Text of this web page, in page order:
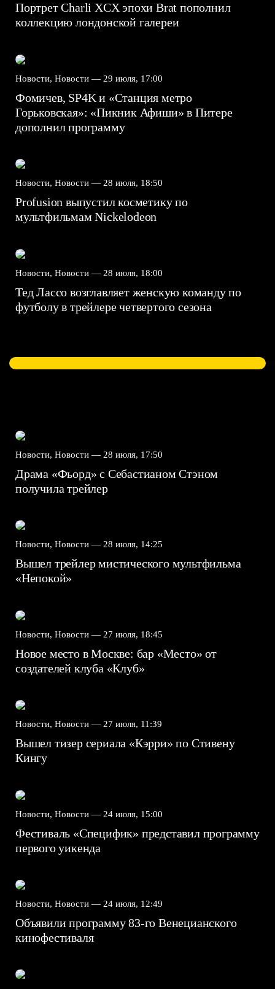
Портрет Charli XCX эпохи Brat пополнил
коллекцию лондонской галереи
Новости, Новости — 29 июля, 17:00
Фомичев, SP4K и «Станция метро
Горьковская»: «Пикник Афиши» в Питере
дополнил программу
Новости, Новости — 28 июля, 18:50
Profusion выпустил косметику по
мультфильмам Nickelodeon
Новости, Новости — 28 июля, 18:00
Тед Лассо возглавляет женскую команду по
футболу в трейлере четвертого сезона
Новости, Новости — 28 июля, 17:50
Драма «Фьорд» с Себастианом Стэном
получила трейлер
Новости, Новости — 28 июля, 14:25
Вышел трейлер мистического мультфильма
«Непокой»
Новости, Новости — 27 июля, 18:45
Новое место в Москве: бар «Место» от
создателей клуба «Клуб»
Новости, Новости — 27 июля, 11:39
Вышел тизер сериала «Кэрри» по Стивену
Кингу
Новости, Новости — 24 июля, 15:00
Фестиваль «Специфик» представил программу
первого уикенда
Новости, Новости — 24 июля, 12:49
Объявили программу 83-го Венецианского
кинофестиваля